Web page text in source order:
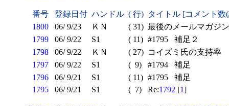
番号 登録日付 ハンドル ( 行) タイトル [コメント
1800
06/ 9/23 ＫＮ ( 31) 最後のメールマガジン
1799
06/ 9/22 S1 ( 11) #1795 補足２
1798
06/ 9/22 ＫＮ ( 27) コイズミ氏の支持率
1797
06/ 9/22 S1 ( 9)
#1794 補足
1796
06/ 9/21 S1 ( 11) #1795 補足
1795
06/ 9/21 S1 ( 7) Re:1792 [1]